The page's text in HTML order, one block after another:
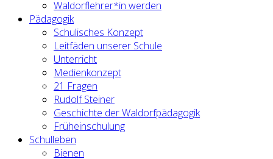
Waldorflehrer*in werden
Pädagogik
Schulisches Konzept
Leitfäden unserer Schule
Unterricht
Medienkonzept
21 Fragen
Rudolf Steiner
Geschichte der Waldorfpädagogik
Früheinschulung
Schulleben
Bienen